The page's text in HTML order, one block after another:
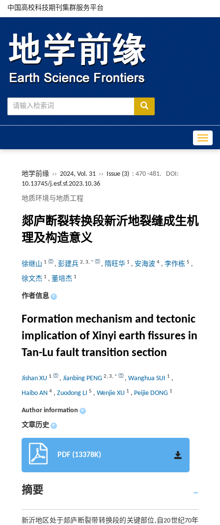
中国高校科技期刊集群服务平台
地学前缘 ›› 2024, Vol. 31 ›› Issue (3) : 470 -481.
DOI:
10.13745/j.esf.sf.2023.10.36
地质环境与地质工程
郯庐断裂转换段新沂地裂缝成生机
理及构造意义
徐继山 1 , 彭建兵 2, 3, * , 隋旺华 1 , 安海波 4, 李作栋 5 ,
徐文杰 1 , 董培杰 1
作者信息 +
Formation mechanism and tectonic
implication of Xinyi earth fissures in
Tan-Lu fault transition section
Jishan XU 1 , Jianbing PENG 2, 3, * , Wanghua SUI 1 ,
Haibo AN 4, Zuodong LI 5 , Wenjie XU 1 , Peijie DONG 1
Author information +
文章历史 +
PDF (13378K)
摘要
新沂地区处于郯庐断裂带转换段的关键部位,自20世纪70年